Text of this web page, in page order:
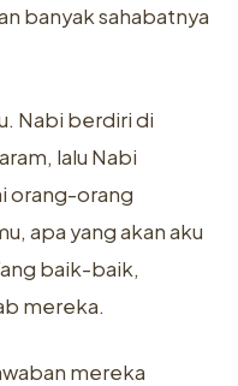
banyak sahabatnya
Nabi berdiri di
lalu Nabi
orang-orang
apa yang akan aku
baik-baik,
mereka.
mereka